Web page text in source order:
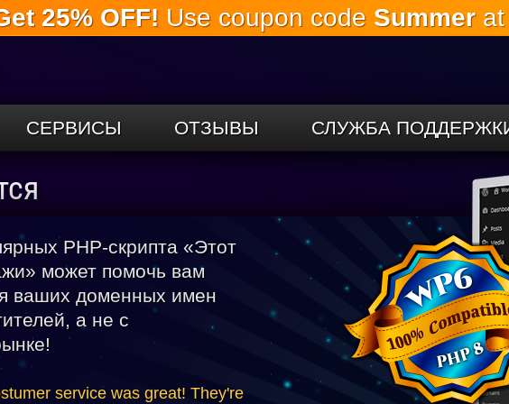
Перейти к
основному
25% OFF! Use coupon code Summerat
СЕРВИСЫ ОТЗЫВЫ СЛУЖБА
PHP-скрипта «Этот
может помочь вам
ваших доменных имен
а не с
service was great! They're